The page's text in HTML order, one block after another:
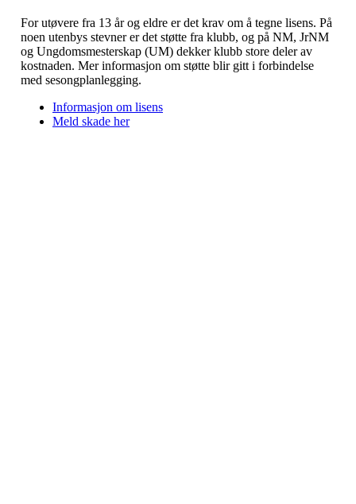
For utøvere fra 13 år og eldre er det krav om å tegne lisens. På
noen utenbys stevner er det støtte fra klubb, og på NM, JrNM
og Ungdomsmesterskap (UM) dekker klubb store deler av
kostnaden. Mer informasjon om støtte blir gitt i forbindelse
med sesongplanlegging.
Informasjon om lisens
Meld skade her